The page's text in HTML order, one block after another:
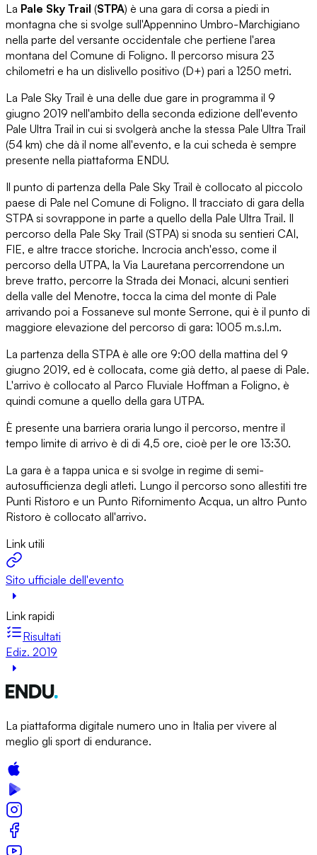
La Pale Sky Trail (STPA) è una gara di corsa a piedi in
montagna che si svolge sull'Appennino Umbro-Marchigiano
nella parte del versante occidentale che pertiene l'area
montana del Comune di Foligno. Il percorso misura 23
chilometri e ha un dislivello positivo (D+) pari a 1250 metri.
La Pale Sky Trail è una delle due gare in programma il 9
giugno 2019 nell'ambito della seconda edizione dell'evento
Pale Ultra Trail in cui si svolgerà anche la stessa Pale Ultra Trail
(54 km) che dà il nome all'evento, e la cui scheda è sempre
presente nella piattaforma ENDU.
Il punto di partenza della Pale Sky Trail è collocato al piccolo
paese di Pale nel Comune di Foligno. Il tracciato di gara della
STPA si sovrappone in parte a quello della Pale Ultra Trail. Il
percorso della Pale Sky Trail (STPA) si snoda su sentieri CAI,
FIE, e altre tracce storiche. Incrocia anch'esso, come il
percorso della UTPA, la Via Lauretana percorrendone un
breve tratto, percorre la Strada dei Monaci, alcuni sentieri
della valle del Menotre, tocca la cima del monte di Pale
arrivando poi a Fossaneve sul monte Serrone, qui è il punto di
maggiore elevazione del percorso di gara: 1005 m.s.l.m.
La partenza della STPA è alle ore 9:00 della mattina del 9
giugno 2019, ed è collocata, come già detto, al paese di Pale.
L'arrivo è collocato al Parco Fluviale Hoffman a Foligno, è
quindi comune a quello della gara UTPA.
È presente una barriera oraria lungo il percorso, mentre il
tempo limite di arrivo è di di 4,5 ore, cioè per le ore 13:30.
La gara è a tappa unica e si svolge in regime di semi-
autosufficienza degli atleti. Lungo il percorso sono allestiti tre
Punti Ristoro e un Punto Rifornimento Acqua, un altro Punto
Ristoro è collocato all'arrivo.
Link utili
Sito ufficiale dell'evento
Link rapidi
Risultati
Ediz. 2019
La piattaforma digitale numero uno in Italia per vivere al
meglio gli sport di endurance.